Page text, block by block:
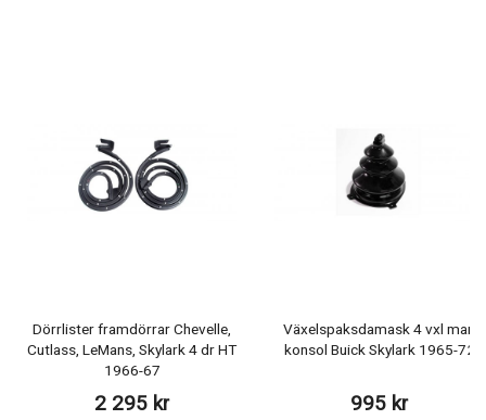
Dörrlister framdörrar Chevelle,
Cutlass, LeMans, Skylark 4 dr HT
1966-67
2 295 kr
Växelspaksdamask 4 vxl man
konsol Buick Skylark 1965-72
995 kr